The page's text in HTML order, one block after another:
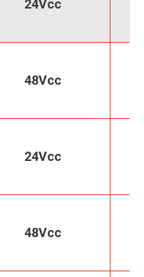
24Vcc
48Vcc
24Vcc
48Vcc